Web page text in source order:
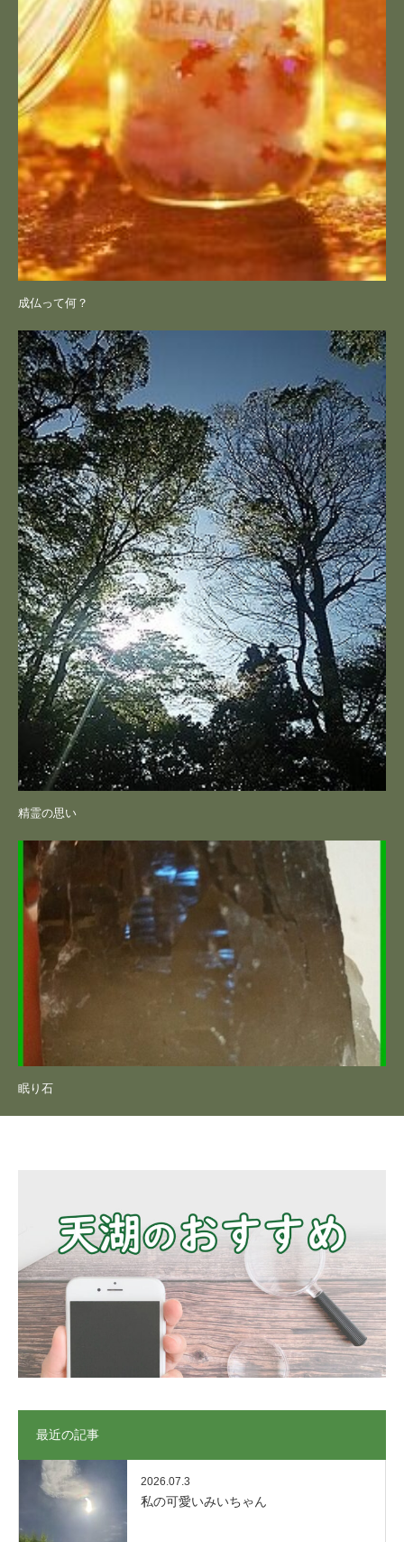
成仏って何？
精霊の思い
眠り石
最近の記事
2026.07.3
私の可愛いみいちゃん